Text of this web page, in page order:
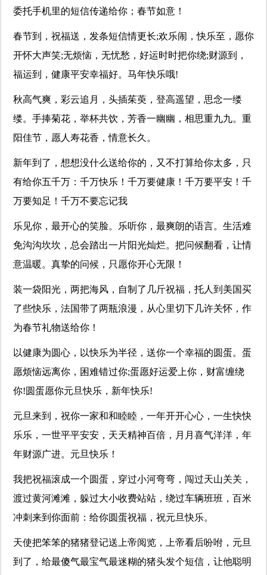
委托手机里的短信传递给你；春节如意！
春节到，祝福送，发条短信情更长;欢乐闹，快乐至，愿你
开怀大声笑;无烦恼，无忧愁，好运时时把你绕;财源到，
福运到，健康平安幸福好。马年快乐哦!
秋高气爽，彩云追月，头插茱萸，登高遥望，思念一缕
缕。手捧菊花，举杯共饮，芳香一幽幽，相思重九九。重
阳佳节，愿人寿花香，情意长久。
新年到了，想想没什么送给你的，又不打算给你太多，只
有给你五千万：千万快乐！千万要健康！千万要平安！千
万要知足！千万不要忘记我
乐见你，最开心的笑脸。乐听你，最爽朗的语言。生活难
免沟沟坎坎，总会踏出一片阳光灿烂。把问候翻看，让情
意温暖。真挚的问候，只愿你开心无限！
装一袋阳光，两把海风，自制了几斤祝福，托人到美国买
了些快乐，法国带了两瓶浪漫，从心里切下几许关怀，作
为春节礼物送给你！
以健康为圆心，以快乐为半径，送你一个幸福的圆蛋。蛋
愿烦恼远离你，困难错过你;蛋愿好运爱上你，财富缠绕
你!圆蛋愿你元旦快乐，新年快乐!
元旦来到，祝你一家和和睦睦，一年开开心心，一生快快
乐乐，一世平平安安，天天精神百倍，月月喜气洋洋，年
年财源广进。元旦快乐！
我把祝福滚成一个圆蛋，穿过小河弯弯，闯过天山关关，
渡过黄河滩滩，躲过大小收费站站，绕过车辆班班，百米
冲刺来到你面前：给你圆蛋祝福，祝元旦快乐。
天使把笨笨的猪猪登记送上帝阅览，上帝看后吩咐，元旦
到了，给最傻气最宝气最迷糊的猪头发个短信，让他聪明